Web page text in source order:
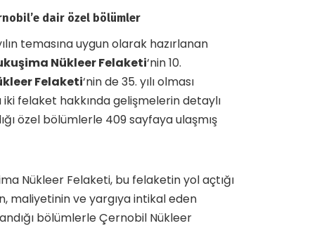
dair özel bölümler
temasına uygun olarak hazırlanan
Nükleer Felaketi‘nin 10.
Felaketi‘nin de 35. yılı olması
felaket hakkında gelişmelerin detaylı
özel bölümlerle 409 sayfaya ulaşmış
Nükleer Felaketi, bu felaketin yol açtığı
maliyetinin ve yargıya intikal eden
bölümlerle Çernobil Nükleer